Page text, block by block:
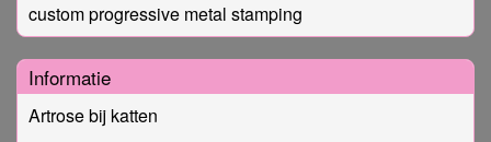
custom progressive metal stamping
Informatie
Artrose bij katten